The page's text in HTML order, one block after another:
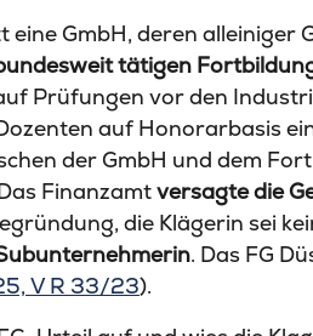
eine GmbH, deren
tätigen
Prüfungen vor den
auf Honorarbasis
der GmbH und dem
Finanzamtversagte die
die Klägerin sei
. Das FG
V R 33/23).